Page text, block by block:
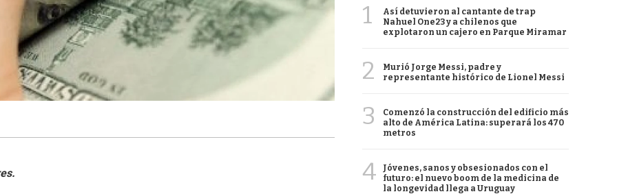
1
Así detuvieron al cantante de trap
Nahuel One23 y a chilenos que
explotaron un cajero en Parque Miramar
2
Murió Jorge Messi, padre y
representante histórico de Lionel Messi
3
Comenzó la construcción del edificio más
alto de América Latina: superará los 470
metros
4
Jóvenes, sanos y obsesionados con el
futuro: el nuevo boom de la medicina de
la longevidad llega a Uruguay